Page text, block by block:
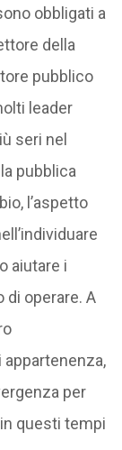
obbligati a
della
pubblico
leader
seri nel
pubblica
l’aspetto
aiutare i
di operare. A
per
questi tempi